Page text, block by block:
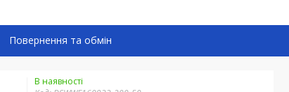
Повернення та обмін
В наявності